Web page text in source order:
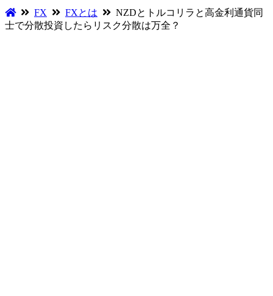
FX FXとは
NZDとトルコリラと高金利通貨同
士で分散投資したらリスク分散は万全？